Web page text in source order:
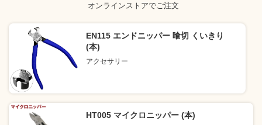
オンラインストアでご注文
EN115 エンドニッパー 喰切 くいきり
(本)
アクセサリー
HT005 マイクロニッパー (本)